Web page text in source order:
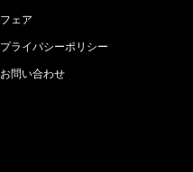
フェア
プライバシーポリシー
お問い合わせ